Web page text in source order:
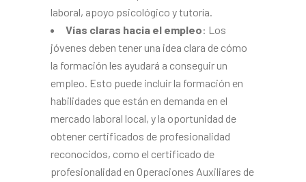
laboral, apoyo psicológico y tutoría.
Vías claras hacia el empleo: Los
jóvenes deben tener una idea clara de cómo
la formación les ayudará a conseguir un
empleo. Esto puede incluir la formación en
habilidades que están en demanda en el
mercado laboral local, y la oportunidad de
obtener certificados de profesionalidad
reconocidos, como el certificado de
profesionalidad en Operaciones Auxiliares de